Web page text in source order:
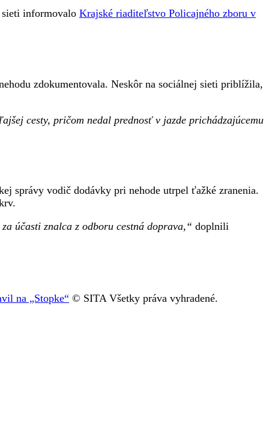
sieti informovalo Krajské riaditeľstvo Policajného zboru v
zdokumentovala. Neskôr na sociálnej sieti priblížila,
cesty, pričom nedal prednosť v jazde prichádzajúcemu
správy vodič dodávky pri nehode utrpel ťažké zranenia.
účasti znalca z odboru cestná doprava,“ doplnili
na „Stopke“ © SITA Všetky práva vyhradené.